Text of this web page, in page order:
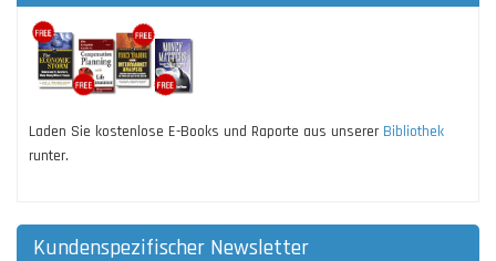
Laden Sie kostenlose E-Books und Raporte aus unserer Bibliothek
runter.
Kundenspezifischer Newsletter